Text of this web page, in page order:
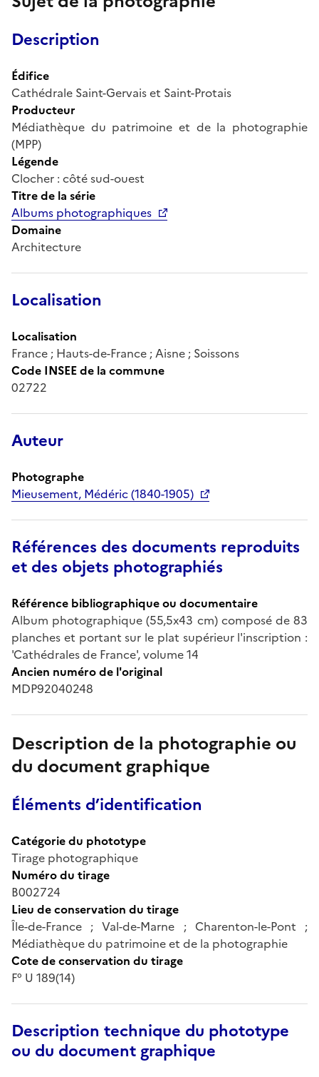
Description
Édifice
Cathédrale Saint-Gervais et Saint-Protais
Producteur
Médiathèque du patrimoine et de la photographie
(MPP)
Légende
Clocher : côté sud-ouest
Titre de la série
Albums photographiques
Domaine
Architecture
Localisation
Localisation
France ; Hauts-de-France ; Aisne ; Soissons
Code INSEE de la commune
02722
Auteur
Photographe
Mieusement, Médéric (1840-1905)
Références des documents reproduits
et des objets photographiés
Référence bibliographique ou documentaire
Album photographique (55,5x43 cm) composé de 83
planches et portant sur le plat supérieur l'inscription :
'Cathédrales de France', volume 14
Ancien numéro de l'original
MDP92040248
Description de la photographie ou
du document graphique
Éléments d’identification
Catégorie du phototype
Tirage photographique
Numéro du tirage
B002724
Lieu de conservation du tirage
Île-de-France ; Val-de-Marne ; Charenton-le-Pont ;
Médiathèque du patrimoine et de la photographie
Cote de conservation du tirage
F° U 189(14)
Description technique du phototype
ou du document graphique